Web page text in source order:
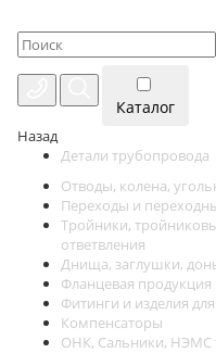
Каталог
Назад
Детали трубопровода
Отводы, колена,
Переходы и
Тройники,
ответвления
Днища, заглушки,
Фланцевая продукция
Фитинги и изделия
Компенсаторы
ОНК, Сальники, НЭМС